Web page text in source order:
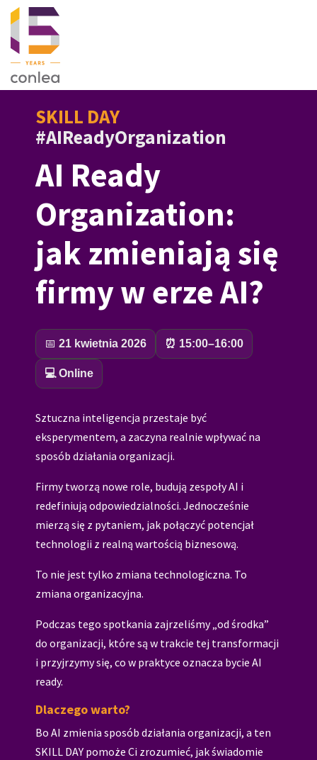
SKILL DAY
#AIReadyOrganization
AI Ready
Organization:
jak zmieniają się
firmy w erze AI?
📅 21 kwietnia 2026 ⏰ 15:00–16:00
💻 Online
Sztuczna inteligencja przestaje być
eksperymentem, a zaczyna realnie wpływać na
sposób działania organizacji.
Firmy tworzą nowe role, budują zespoły AI i
redefiniują odpowiedzialności. Jednocześnie
mierzą się z pytaniem, jak połączyć potencjał
technologii z realną wartością biznesową.
To nie jest tylko zmiana technologiczna. To
zmiana organizacyjna.
Podczas tego spotkania zajrzeliśmy „od środka”
do organizacji, które są w trakcie tej transformacji
i przyjrzymy się, co w praktyce oznacza bycie AI
ready.
Dlaczego warto?
Bo AI zmienia sposób działania organizacji, a ten
SKILL DAY pomoże Ci zrozumieć, jak świadomie